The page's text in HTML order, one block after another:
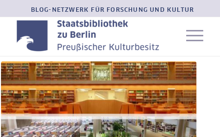
BLOG-NETZWERK FÜR FORSCHUNG UND KULTUR